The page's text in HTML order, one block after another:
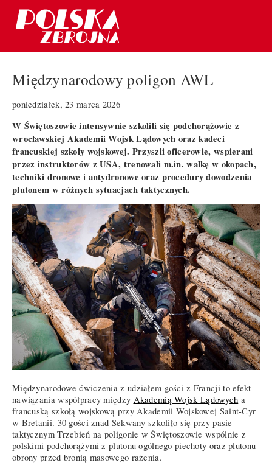
Międzynarodowy poligon AWL
poniedziałek, 23 marca 2026
W Świętoszowie intensywnie szkolili się podchorążowie z
wrocławskiej Akademii Wojsk Lądowych oraz kadeci
francuskiej szkoły wojskowej. Przyszli oficerowie, wspierani
przez instruktorów z USA, trenowali m.in. walkę w okopach,
techniki dronowe i antydronowe oraz procedury dowodzenia
plutonem w różnych sytuacjach taktycznych.
Międzynarodowe ćwiczenia z udziałem gości z Francji to efekt
nawiązania współpracy między Akademią Wojsk Lądowych a
francuską szkołą wojskową przy Akademii Wojskowej Saint-Cyr
w Bretanii. 30 gości znad Sekwany szkoliło się przy pasie
taktycznym Trzebień na poligonie w Świętoszowie wspólnie z
polskimi podchorążymi z plutonu ogólnego piechoty oraz plutonu
obrony przed bronią masowego rażenia.